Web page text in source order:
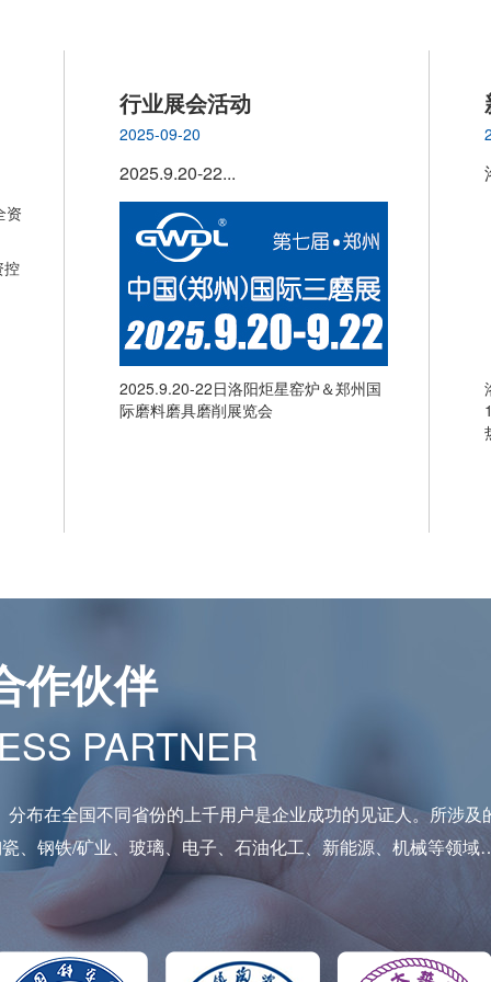
控
行业展会活动
2025-09-20
2025.9.20-22...
2025.9.20-22日洛阳炬星窑炉＆郑州国
际磨料磨具磨削展览会
作伙伴
PARTNER
布在全国不同省份的上千用户是企业成功的见证人。所涉及
、钢铁/矿业、玻璃、电子、石油化工、新能源、机械等领